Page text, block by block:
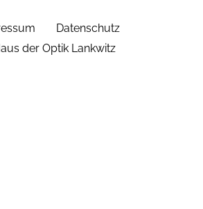
Datenschutz
der Optik Lankwitz